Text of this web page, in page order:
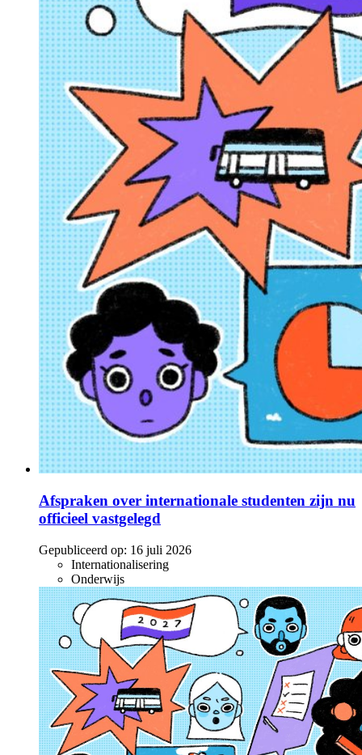
Afspraken over internationale studenten zijn nu
officieel vastgelegd
Gepubliceerd op: 16 juli 2026
Internationalisering
Onderwijs